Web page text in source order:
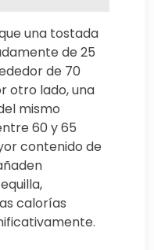
una tostada
de 25
de 70
otro lado, una
mismo
60 y 65
contenido de
calorías